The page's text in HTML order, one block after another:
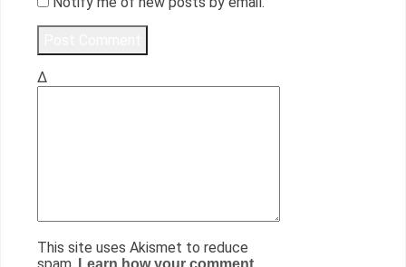
Δ
This site uses Akismet to reduce
Learn how your comment